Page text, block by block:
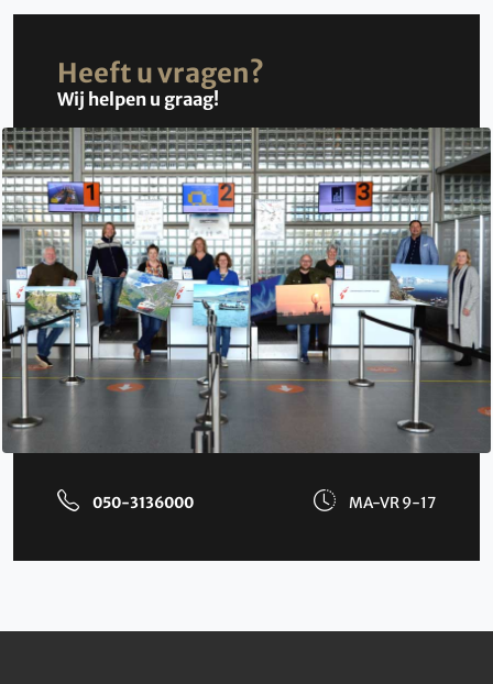
Heeft u vragen?
Wij helpen u graag!
050-3136000 MA-VR 9-17